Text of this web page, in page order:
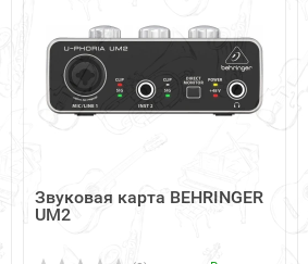
Звуковая карта BEHRINGER
UM2